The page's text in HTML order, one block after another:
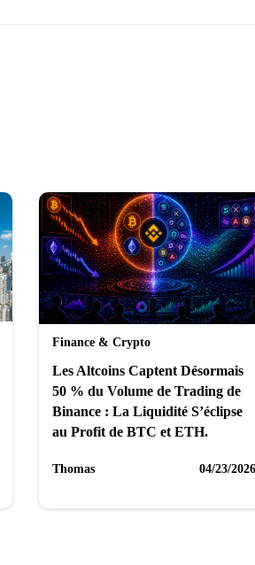
Finance & Crypto
Les Altcoins Captent Désormais
50 % du Volume de Trading de
Binance : La Liquidité S’éclipse
au Profit de BTC et ETH.
Thomas 04/23/2026